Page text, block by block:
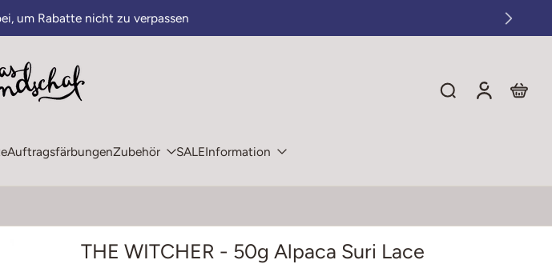
um Rabatte nicht zu verpassen
AuftragsfärbungenZubehör SALEInformation
THE WITCHER - 50g Alpaca Suri Lace